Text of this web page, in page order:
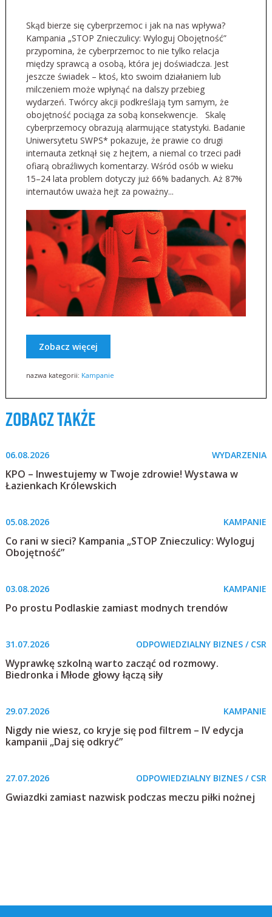
Skąd bierze się cyberprzemoc i jak na nas wpływa?
Kampania „STOP Znieczulicy: Wyloguj Obojętność”
przypomina, że cyberprzemoc to nie tylko relacja
między sprawcą a osobą, która jej doświadcza. Jest
jeszcze świadek – ktoś, kto swoim działaniem lub
milczeniem może wpłynąć na dalszy przebieg
wydarzeń. Twórcy akcji podkreślają tym samym, że
obojętność pociąga za sobą konsekwencje. Skalę
cyberprzemocy obrazują alarmujące statystyki. Badanie
Uniwersytetu SWPS* pokazuje, że prawie co drugi
internauta zetknął się z hejtem, a niemal co trzeci padł
ofiarą obraźliwych komentarzy. Wśród osób w wieku
15–24 lata problem dotyczy już 66% badanych. Aż 87%
internautów uważa hejt za poważny...
Zobacz więcej
nazwa kategorii: Kampanie
zobacz także
06.08.2026 WYDARZENIA
KPO – Inwestujemy w Twoje zdrowie! Wystawa w
Łazienkach Królewskich
05.08.2026 KAMPANIE
Co rani w sieci? Kampania „STOP Znieczulicy: Wyloguj
Obojętność”
03.08.2026 KAMPANIE
Po prostu Podlaskie zamiast modnych trendów
31.07.2026 ODPOWIEDZIALNY BIZNES / CSR
Wyprawkę szkolną warto zacząć od rozmowy.
Biedronka i Młode głowy łączą siły
29.07.2026 KAMPANIE
Nigdy nie wiesz, co kryje się pod filtrem – IV edycja
kampanii „Daj się odkryć”
27.07.2026 ODPOWIEDZIALNY BIZNES / CSR
Gwiazdki zamiast nazwisk podczas meczu piłki nożnej